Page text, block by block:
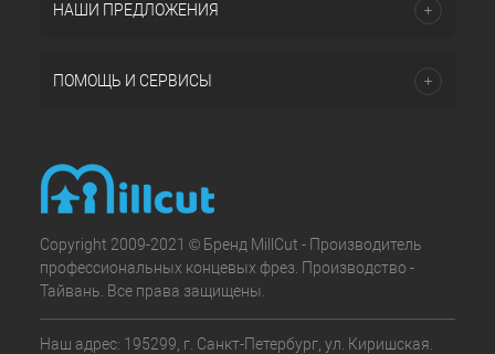
НАШИ ПРЕДЛОЖЕНИЯ
ПОМОЩЬ И СЕРВИСЫ
Copyright 2009-2021 © Бренд MillCut - Производитель
профессиональных концевых фрез. Производство -
Тайвань. Все права защищены.
Наш адрес: 195299, г. Санкт-Петербург, ул. Киришская.